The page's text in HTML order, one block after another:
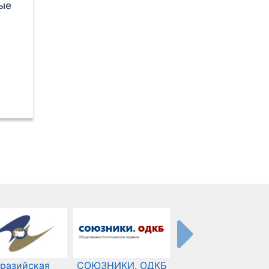
СОЮЗНИКИ. ОДКБ